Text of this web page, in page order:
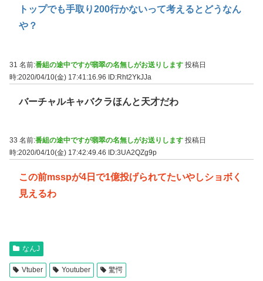
トップでも手取り200行かないって考えるとどうなん
や？
31 名前:番組の途中ですが翡翠の名無しがお送りします 投稿日
時:2020/04/10(金) 17:41:16.96 ID:Rht2YkJJa
バーチャルキャバクラほんと天才だわ
33 名前:番組の途中ですが翡翠の名無しがお送りします 投稿日
時:2020/04/10(金) 17:42:49.46
ID:3UA2QZg9p
この前msspが4日で1億投げられてたいやしショボく
見えるわ
なんJ
Vtuber Youtuber 驚愕